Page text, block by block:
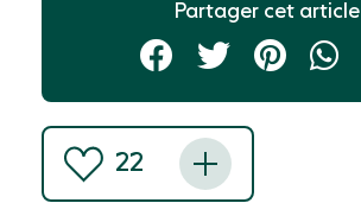
Partager cet article
22